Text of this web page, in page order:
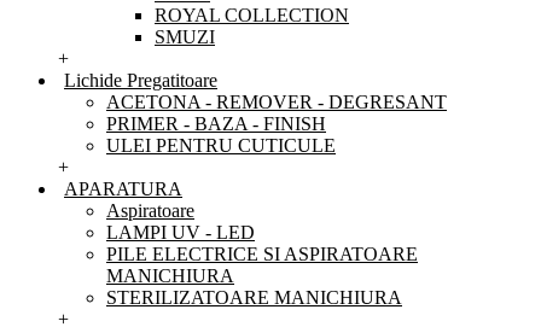
ROYAL COLLECTION
SMUZI
+
Lichide Pregatitoare
ACETONA - REMOVER - DEGRESANT
PRIMER - BAZA - FINISH
ULEI PENTRU CUTICULE
+
APARATURA
Aspiratoare
LAMPI UV - LED
PILE ELECTRICE SI ASPIRATOARE
MANICHIURA
STERILIZATOARE MANICHIURA
+